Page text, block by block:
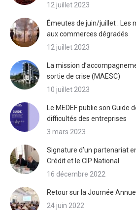
12 juillet 2023
Émeutes de juin/juillet : Les
aux commerces dégradés
12 juillet 2023
La mission
sortie de crise (MAESC)
10 juillet 2023
Le MEDEF publie son Guide
difficultés des entreprises
3 mars 2023
Signature d’un partenariat
Crédit et le CIP National
16 décembre 2022
Retour sur la Journée
24 juin 2022